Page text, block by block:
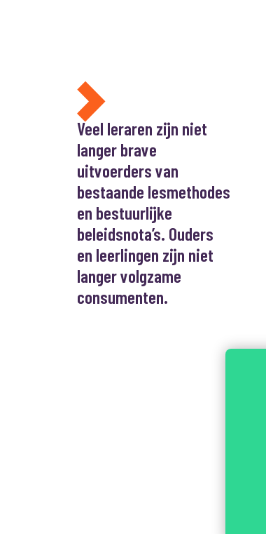
Veel leraren zijn niet
langer brave
uitvoerders van
bestaande lesmethodes
en bestuurlijke
beleidsnota’s. Ouders
en leerlingen zijn niet
langer volgzame
consumenten.